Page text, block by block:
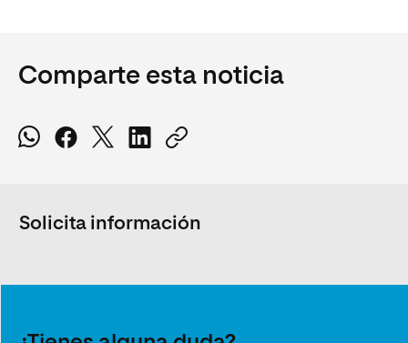
Comparte esta noticia
Solicita información